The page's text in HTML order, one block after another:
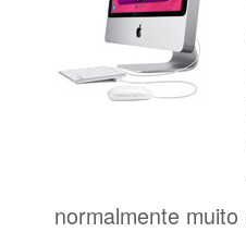
normalmente